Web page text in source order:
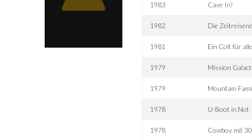
1983 Cave In!
1982 Die
1981 Ein Colt für
1979 Mission
1979 Mountain
1978 U-Boot in Not
1978 Cowboy mit